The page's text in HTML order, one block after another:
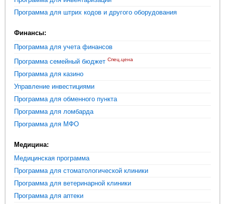
Программа для штрих кодов и другого оборудования
Финансы:
Программа для учета финансов
Программа семейный бюджет Спец.цена
Программа для казино
Управление инвестициями
Программа для обменного пункта
Программа для ломбарда
Программа для МФО
Медицина:
Медицинская программа
Программа для стоматологической клиники
Программа для ветеринарной клиники
Программа для аптеки